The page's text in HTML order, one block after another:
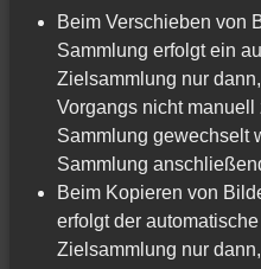
Beim Verschieben von
Sammlung erfolgt ein
Zielsammlung nur
Vorgangs nicht manuell
Sammlung gewechselt
Sammlung
Beim Kopieren von
erfolgt der
Zielsammlung nur